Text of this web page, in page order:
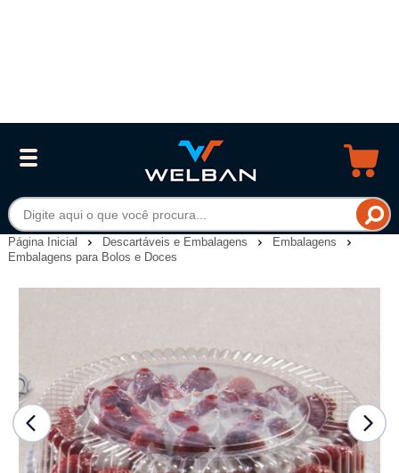
Página Inicial Descartáveis e Embalagens
Embalagens
Embalagens para Bolos e Doces